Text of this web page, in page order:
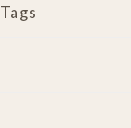
Tags